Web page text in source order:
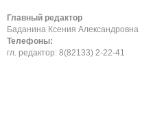
Главный редактор
Баданина Ксения Александровна
Телефоны:
гл. редактор: 8(82133) 2-22-41